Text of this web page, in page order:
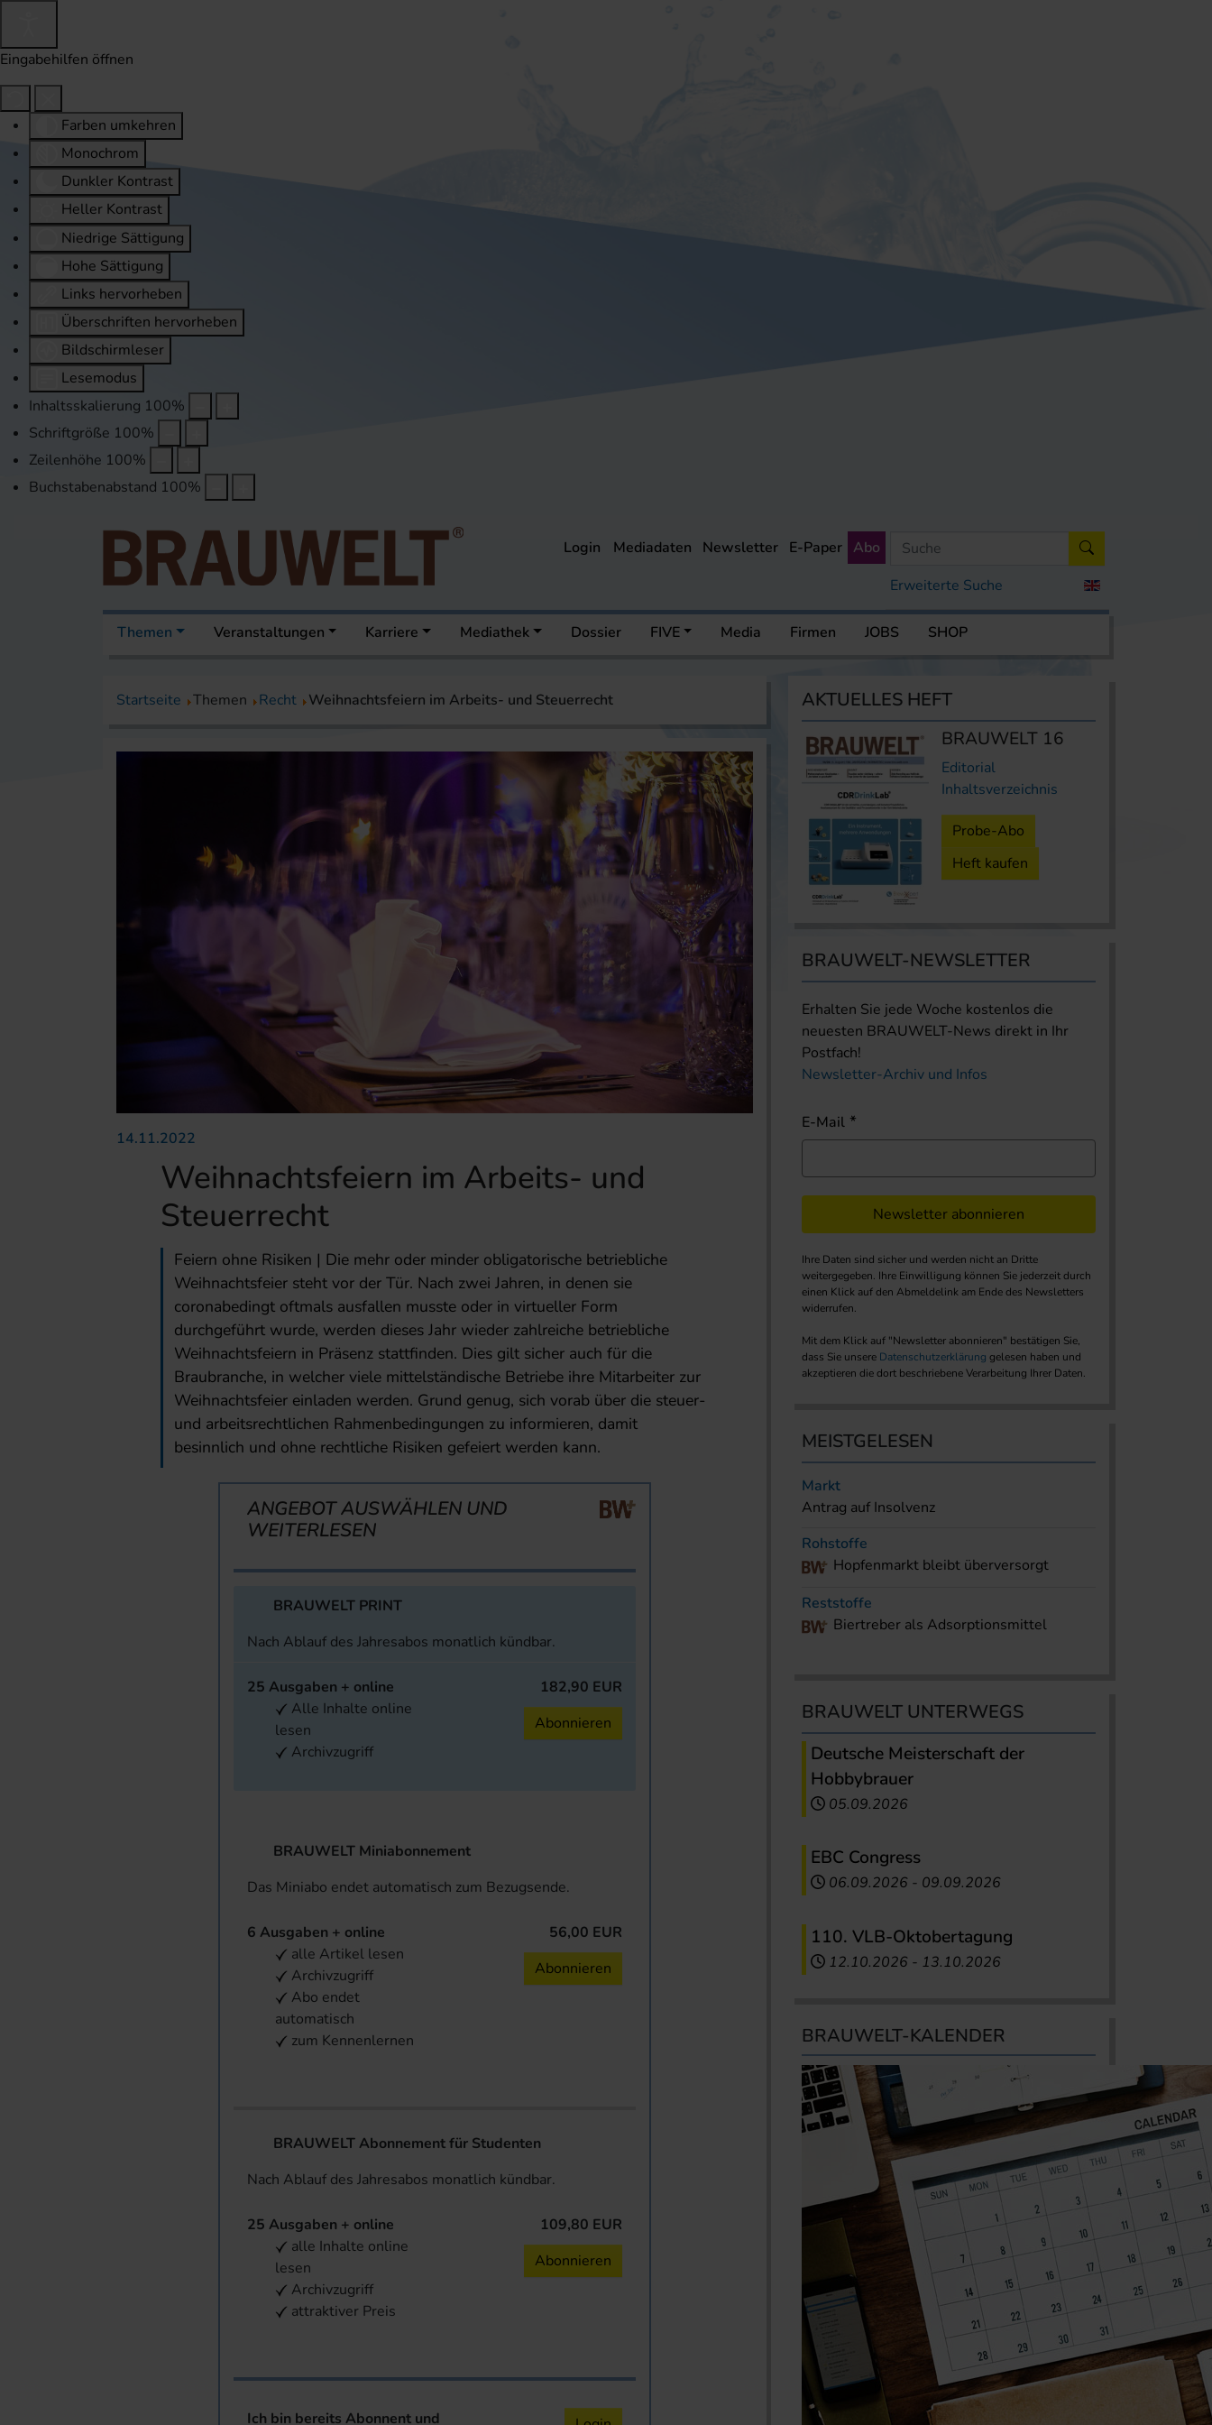
Eingabehilfen öffnen
Farben umkehren
Monochrom
Dunkler Kontrast
Heller Kontrast
Niedrige Sättigung
Hohe Sättigung
Links hervorheben
Überschriften hervorheben
Bildschirmleser
Lesemodus
Inhaltsskalierung 100%
Schriftgröße 100%
Zeilenhöhe 100%
Buchstabenabstand 100%
Erweiterte Suche
Login Mediadaten Newsletter E-Paper Abo
Themen Veranstaltungen Karriere Mediathek Dossier FIVE Media Firmen JOBS SHOP
Startseite Themen Recht Weihnachtsfeiern im Arbeits- und Steuerrecht
14.11.2022
Weihnachtsfeiern im Arbeits- und
Steuerrecht
Feiern ohne Risiken | Die mehr oder minder obligatorische betriebliche
Weihnachtsfeier steht vor der Tür. Nach zwei Jahren, in denen sie
coronabedingt oftmals ausfallen musste oder in virtueller Form
durchgeführt wurde, werden dieses Jahr wieder zahlreiche betriebliche
Weihnachtsfeiern in Präsenz stattfinden. Dies gilt sicher auch für die
Braubranche, in welcher viele mittelständische Betriebe ihre Mitarbeiter zur
Weihnachtsfeier einladen werden. Grund genug, sich vorab über die steuer-
und arbeitsrechtlichen Rahmenbedingungen zu informieren, damit
besinnlich und ohne rechtliche Risiken gefeiert werden kann.
ANGEBOT AUSWÄHLEN UND
WEITERLESEN
BRAUWELT PRINT
Nach Ablauf des Jahresabos monatlich kündbar.
25 Ausgaben + online
Alle Inhalte online
lesen
Archivzugriff
182,90 EUR
Abonnieren
BRAUWELT Miniabonnement
Das Miniabo endet automatisch zum Bezugsende.
6 Ausgaben + online
alle Artikel lesen
Archivzugriff
Abo endet
automatisch
zum Kennenlernen
56,00 EUR
Abonnieren
BRAUWELT Abonnement für Studenten
Nach Ablauf des Jahresabos monatlich kündbar.
25 Ausgaben + online
alle Inhalte online
lesen
Archivzugriff
attraktiver Preis
109,80 EUR
Abonnieren
Ich bin bereits Abonnent und
AKTUELLES HEFT
BRAUWELT 16
Editorial
Inhaltsverzeichnis
Probe-Abo
Heft kaufen
BRAUWELT-NEWSLETTER
Erhalten Sie jede Woche kostenlos die
neuesten BRAUWELT-News direkt in Ihr
Postfach!
Newsletter-Archiv und Infos
E-Mail
Newsletter abonnieren
Ihre Daten sind sicher und werden nicht an Dritte
weitergegeben. Ihre Einwilligung können Sie jederzeit durch
einen Klick auf den Abmeldelink am Ende des Newsletters
widerrufen.
Mit dem Klick auf "Newsletter abonnieren" bestätigen Sie,
dass Sie unsere Datenschutzerklärung gelesen haben und
akzeptieren die dort beschriebene Verarbeitung Ihrer Daten.
MEISTGELESEN
Markt
Antrag auf Insolvenz
Rohstoffe
Hopfenmarkt bleibt überversorgt
Reststoffe
Biertreber als Adsorptionsmittel
BRAUWELT UNTERWEGS
Deutsche Meisterschaft der
Hobbybrauer
05.09.2026
EBC Congress
06.09.2026 - 09.09.2026
110. VLB-Oktobertagung
12.10.2026 - 13.10.2026
BRAUWELT-KALENDER